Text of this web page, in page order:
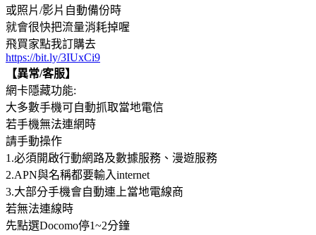
或照片/影片自動備份時
就會很快把流量消耗掉喔
飛買家點我訂購去
https://bit.ly/3IUxCi9
【異常/客服】
網卡隱藏功能:
大多數手機可自動抓取當地電信
若手機無法連網時
請手動操作
1.必須開啟行動網路及數據服務、漫遊服務
2.APN與名稱都要輸入internet
3.大部分手機會自動連上當地電線商
若無法連線時
先點選Docomo停1~2分鐘